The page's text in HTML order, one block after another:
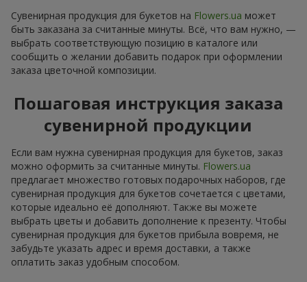
Сувенирная продукция для букетов на Flowers.ua может
быть заказана за считанные минуты. Всё, что вам нужно, —
выбрать соответствующую позицию в каталоге или
сообщить о желании добавить подарок при оформлении
заказа цветочной композиции.
Пошаговая инструкция заказа
сувенирной продукции
Если вам нужна сувенирная продукция для букетов, заказ
можно оформить за считанные минуты. Flowers.ua
предлагает множество готовых подарочных наборов, где
сувенирная продукция для букетов сочетается с цветами,
которые идеально её дополняют. Также вы можете
выбрать цветы и добавить дополнение к презенту. Чтобы
сувенирная продукция для букетов прибыла вовремя, не
забудьте указать адрес и время доставки, а также
оплатить заказ удобным способом.